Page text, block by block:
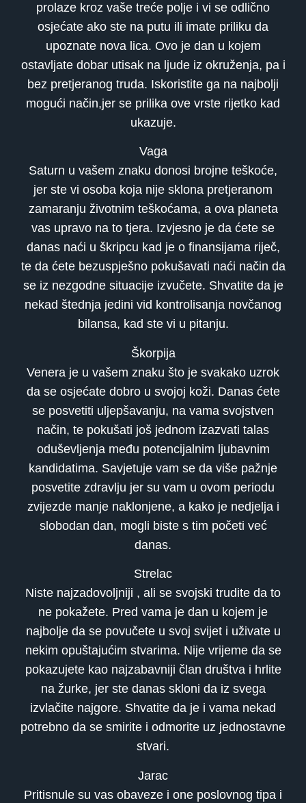
prolaze kroz vaše treće polje i vi se odlično
osjećate ako ste na putu ili imate priliku da
upoznate nova lica. Ovo je dan u kojem
ostavljate dobar utisak na ljude iz okruženja, pa i
bez pretjeranog truda. Iskoristite ga na najbolji
mogući način,jer se prilika ove vrste rijetko kad
ukazuje.
Vaga
Saturn u vašem znaku donosi brojne teškoće,
jer ste vi osoba koja nije sklona pretjeranom
zamaranju životnim teškoćama, a ova planeta
vas upravo na to tjera. Izvjesno je da ćete se
danas naći u škripcu kad je o finansijama riječ,
te da ćete bezuspješno pokušavati naći način da
se iz nezgodne situacije izvučete. Shvatite da je
nekad štednja jedini vid kontrolisanja novčanog
bilansa, kad ste vi u pitanju.
Škorpija
Venera je u vašem znaku što je svakako uzrok
da se osjećate dobro u svojoj koži. Danas ćete
se posvetiti uljepšavanju, na vama svojstven
način, te pokušati još jednom izazvati talas
oduševljenja među potencijalnim ljubavnim
kandidatima. Savjetuje vam se da više pažnje
posvetite zdravlju jer su vam u ovom periodu
zvijezde manje naklonjene, a kako je nedjelja i
slobodan dan, mogli biste s tim početi već
danas.
Strelac
Niste najzadovoljniji , ali se svojski trudite da to
ne pokažete. Pred vama je dan u kojem je
najbolje da se povučete u svoj svijet i uživate u
nekim opuštajućim stvarima. Nije vrijeme da se
pokazujete kao najzabavniji član društva i hrlite
na žurke, jer ste danas skloni da iz svega
izvlačite najgore. Shvatite da je i vama nekad
potrebno da se smirite i odmorite uz jednostavne
stvari.
Jarac
Pritisnule su vas obaveze i one poslovnog tipa i